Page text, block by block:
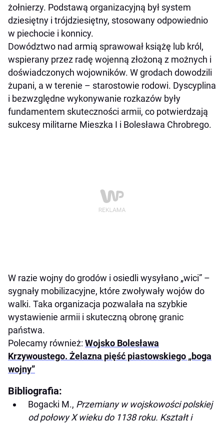
żołnierzy. Podstawą organizacyjną był system
dziesiętny i trójdziesiętny, stosowany odpowiednio
w piechocie i konnicy.
Dowództwo nad armią sprawował książę lub król,
wspierany przez radę wojenną złożoną z możnych i
doświadczonych wojowników. W grodach dowodzili
żupani, a w terenie – starostowie rodowi. Dyscyplina
i bezwzględne wykonywanie rozkazów były
fundamentem skuteczności armii, co potwierdzają
sukcesy militarne Mieszka I i Bolesława Chrobrego.
W razie wojny do grodów i osiedli wysyłano „wici” –
sygnały mobilizacyjne, które zwoływały wojów do
walki. Taka organizacja pozwalała na szybkie
wystawienie armii i skuteczną obronę granic
państwa.
Polecamy również: Wojsko Bolesława
Krzywoustego. Żelazna pięść piastowskiego „boga
wojny”
Bibliografia:
Bogacki M., Przemiany w wojskowości polskiej
od połowy X wieku do 1138 roku. Kształt i